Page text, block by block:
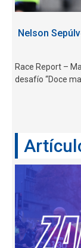
Nelson
Race Report –
desafío “Doce